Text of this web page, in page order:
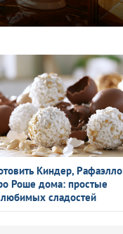
Киндер, Рафаэлло
Роше дома: простые
сладостей